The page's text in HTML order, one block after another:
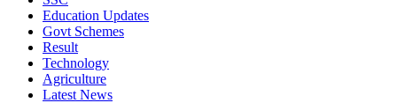
Education Updates
Govt Schemes
Result
Technology
Agriculture
Latest News